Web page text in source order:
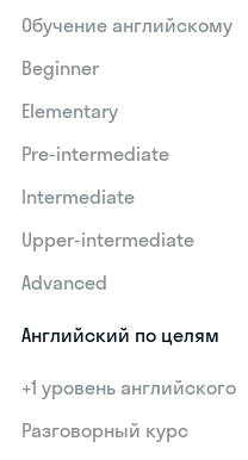
Обучение английскому
Beginner
Elementary
Pre-intermediate
Intermediate
Upper-intermediate
Advanced
Английский по целям
+1 уровень английского
Разговорный курс